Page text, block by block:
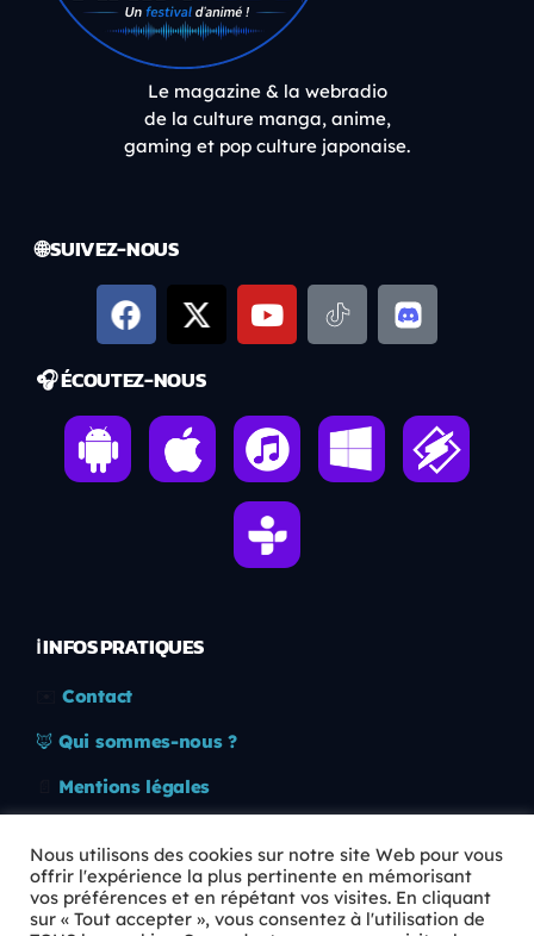
Le magazine & la webradio
de la culture manga, anime,
gaming et pop culture japonaise.
🌐 SUIVEZ-NOUS
🎧 ÉCOUTEZ-NOUS
ℹ️ INFOS PRATIQUES
Contact
🦊 Qui sommes-nous ?
Mentions légales
🛡️ RGPD
Copyright © 2026 Animkids. Tous droits réservés.
Nous utilisons des cookies sur notre site Web pour vous
offrir l'expérience la plus pertinente en mémorisant
vos préférences et en répétant vos visites. En cliquant
sur « Tout accepter », vous consentez à l'utilisation de